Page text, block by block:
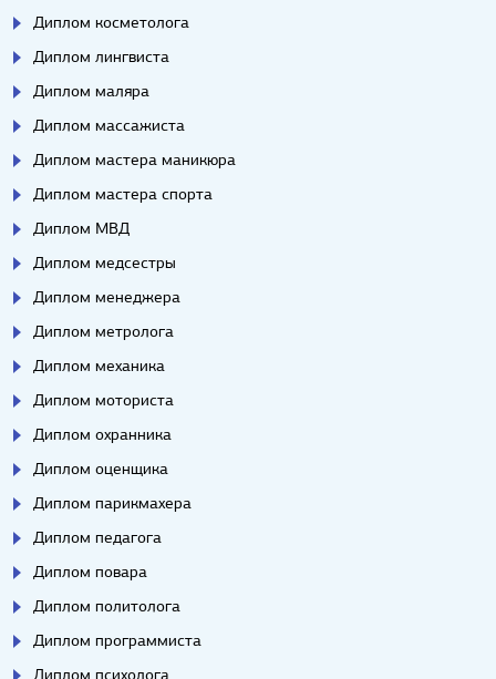
Диплом косметолога
Диплом лингвиста
Диплом маляра
Диплом массажиста
Диплом мастера маникюра
Диплом мастера спорта
Диплом МВД
Диплом медсестры
Диплом менеджера
Диплом метролога
Диплом механика
Диплом моториста
Диплом охранника
Диплом оценщика
Диплом парикмахера
Диплом педагога
Диплом повара
Диплом политолога
Диплом программиста
Диплом психолога